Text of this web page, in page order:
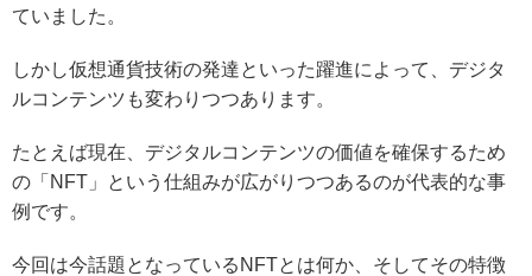
ていました。
しかし仮想通貨技術の発達といった躍進によって、デジタ
ルコンテンツも変わりつつあります。
たとえば現在、デジタルコンテンツの価値を確保するため
の「NFT」という仕組みが広がりつつあるのが代表的な事
例です。
今回は今話題となっているNFTとは何か、そしてその特徴